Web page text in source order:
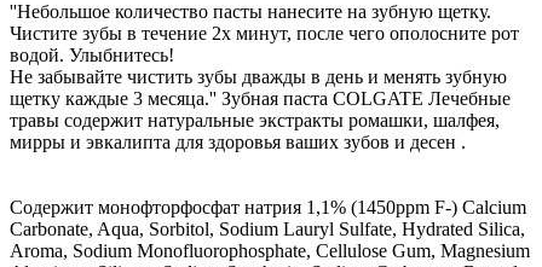
''Небольшое количество пасты нанесите на зубную щетку.
Чистите зубы в течение 2х минут, после чего ополосните рот
водой. Улыбнитесь!
Не забывайте чистить зубы дважды в день и менять зубную
щетку каждые 3 месяца.'' Зубная паста COLGATE Лечебные
травы содержит натуральные экстракты ромашки, шалфея,
мирры и эвкалипта для здоровья ваших зубов и десен .
Содержит монофторфосфат натрия 1,1% (1450ppm F-) Calcium
Carbonate, Aqua, Sorbitol, Sodium Lauryl Sulfate, Hydrated Silica,
Aroma, Sodium Monofluorophosphate, Cellulose Gum, Magnesium